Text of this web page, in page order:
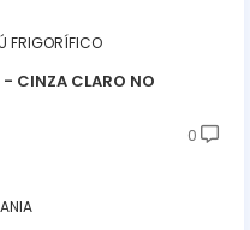
FRIGORÍFICO
CINZA CLARO NO
0